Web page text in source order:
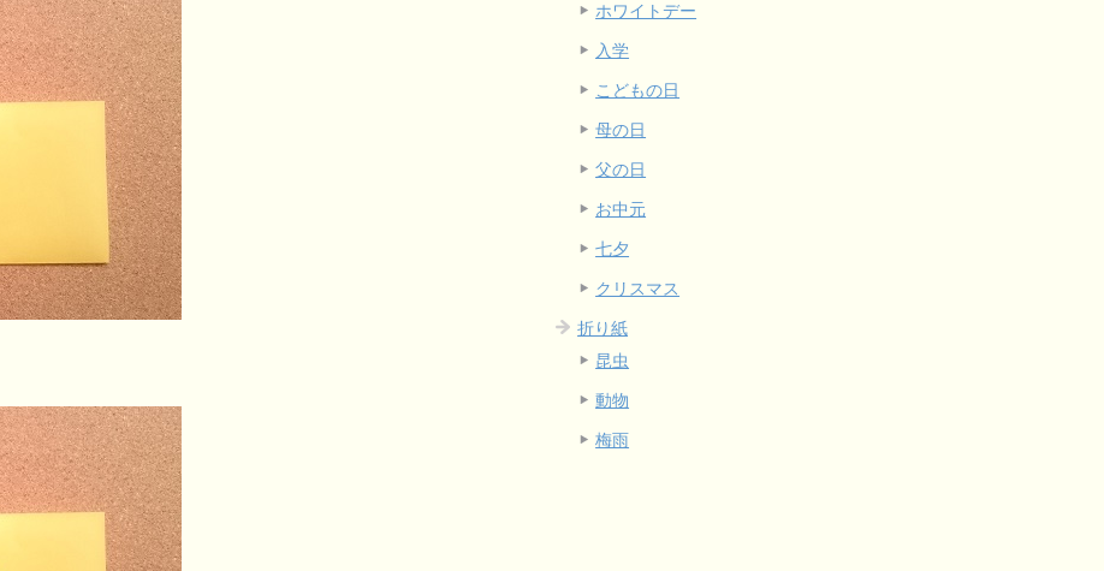
ホワイトデー
入学
こどもの日
母の日
父の日
お中元
七夕
クリスマス
折り紙
昆虫
動物
梅雨